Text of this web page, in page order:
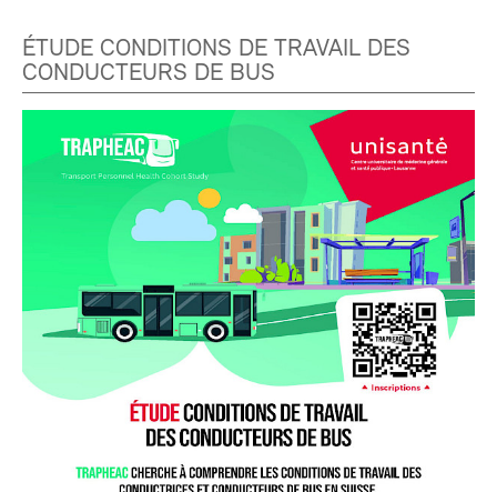
ÉTUDE CONDITIONS DE TRAVAIL DES
CONDUCTEURS DE BUS